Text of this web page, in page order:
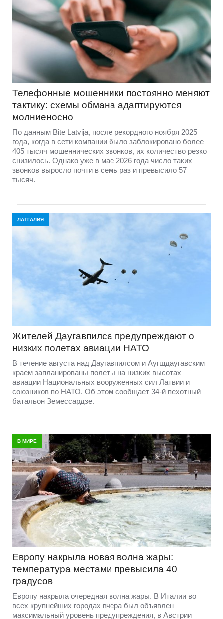
Телефонные мошенники постоянно меняют
тактику: схемы обмана адаптируются
молниеносно
По данным Bite Latvija, после рекордного ноября 2025
года, когда в сети компании было заблокировано более
405 тысяч мошеннических звонков, их количество резко
снизилось. Однако уже в мае 2026 года число таких
звонков выросло почти в семь раз и превысило 57
тысяч.
ЛАТГАЛИЯ
Жителей Даугавпилса предупреждают о
низких полетах авиации НАТО
В течение августа над Даугавпилсом и Аугшдаугавским
краем запланированы полеты на низких высотах
авиации Национальных вооруженных сил Латвии и
союзников по НАТО. Об этом сообщает 34-й пехотный
батальон Земессардзе.
В МИРЕ
Европу накрыла новая волна жары:
температура местами превысила 40
градусов
Европу накрыла очередная волна жары. В Италии во
всех крупнейших городах вчера был объявлен
максимальный уровень предупреждения, в Австрии